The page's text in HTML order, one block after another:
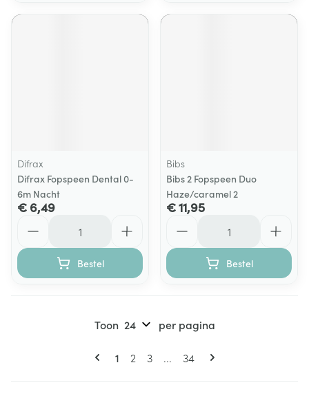
Difrax
Difrax Fopspeen Dental 0-
6m Nacht
€ 6,49
Bestel
Bibs
Bibs 2 Fopspeen Duo
Haze/caramel 2
€ 11,95
Bestel
Pagina's
U lees momenteel pagina
1 Pagina
2 Pagina
3 ... Pagina
34
Toon per pagina